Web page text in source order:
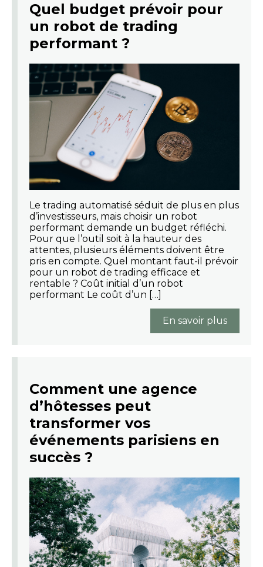
Quel budget prévoir pour
un robot de trading
performant ?
Le trading automatisé séduit de plus en plus
d’investisseurs, mais choisir un robot
performant demande un budget réfléchi.
Pour que l’outil soit à la hauteur des
attentes, plusieurs éléments doivent être
pris en compte. Quel montant faut-il prévoir
pour un robot de trading efficace et
rentable ? Coût initial d’un robot
performant Le coût d’un […]
En savoir plus
Comment une agence
d’hôtesses peut
transformer vos
événements parisiens en
succès ?